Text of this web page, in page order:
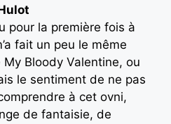
pour la première fois à
fait un peu le même
Bloody Valentine, ou
le sentiment de ne pas
à cet ovni,
de fantaisie, de